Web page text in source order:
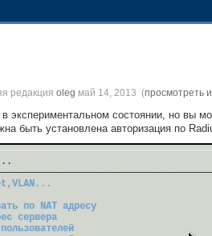
редакция oleg май 14, 2013 (просмотреть
экспериментальном состоянии, но вы
быть установлена авторизация по